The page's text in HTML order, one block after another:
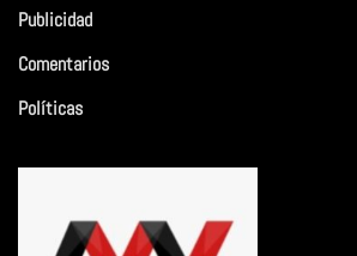
Publicidad
Comentarios
Políticas